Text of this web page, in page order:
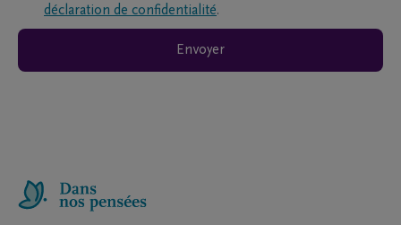
déclaration de confidentialité.
Envoyer